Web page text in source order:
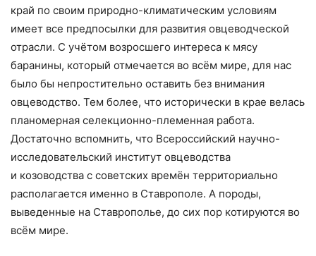
край по своим природно-климатическим условиям
имеет все предпосылки для развития овцеводческой
отрасли. С учётом возросшего интереса к мясу
баранины, который отмечается во всём мире, для нас
было бы непростительно оставить без внимания
овцеводство. Тем более, что исторически в крае велась
планомерная селекционно-племенная работа.
Достаточно вспомнить, что Всероссийский научно-
исследовательский институт овцеводства
и козоводства с советских времён территориально
располагается именно в Ставрополе. А породы,
выведенные на Ставрополье, до сих пор котируются во
всём мире.